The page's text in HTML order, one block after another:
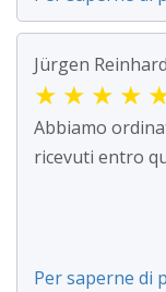
Jürgen
★ ★ ★ ★
Abbiamo
ricevuti entro
Per saperne di